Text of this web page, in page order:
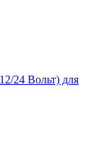
24 Вольт) для